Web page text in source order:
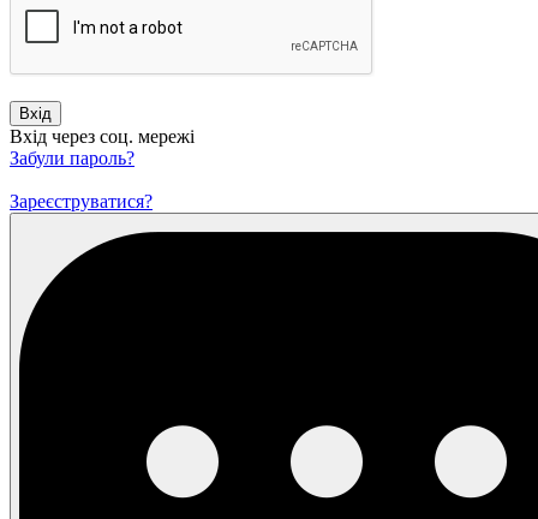
Вхід
Вхід через соц. мережі
Забули пароль?
Зареєструватися?